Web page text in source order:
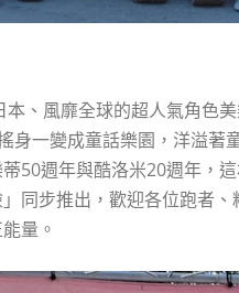
、風靡全球的超人氣角色
身一變成童話樂園，洋溢著
50週年與酷洛米20週年，
同步推出，歡迎各位跑者
量。